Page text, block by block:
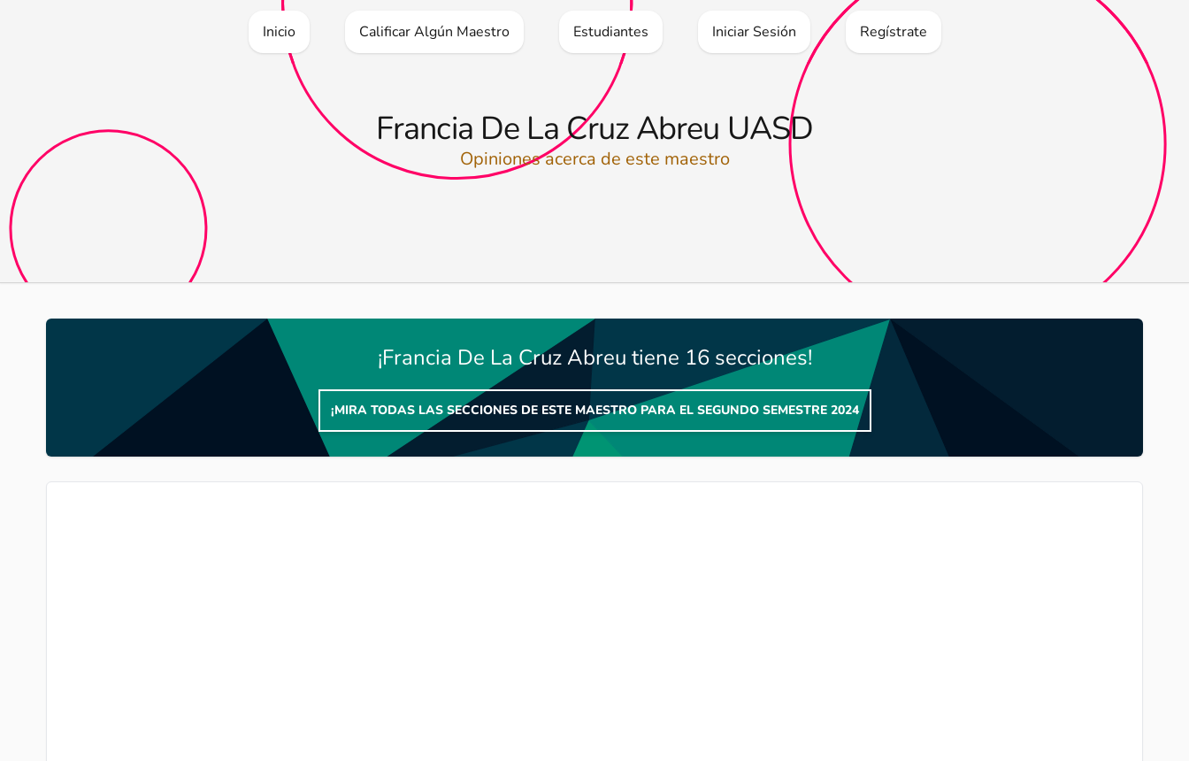
Inicio Calificar Algún Maestro Estudiantes Iniciar Sesión Regístrate
Francia De La Cruz Abreu UASD
Opiniones acerca de este maestro
¡Francia De La Cruz Abreu tiene 16 secciones!
¡MIRA TODAS LAS SECCIONES DE ESTE MAESTRO PARA EL SEGUNDO SEMESTRE 2024